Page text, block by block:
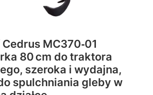
MC370‑01
80 cm do traktora
szeroka i wydajna,
spulchniania gleby w